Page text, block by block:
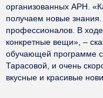
организованных АРН.
получаем новые знания.
профессионалов. В
конкретные вещи», –
обучающей программе
Тарасовой, и очень
вкусные и красивые